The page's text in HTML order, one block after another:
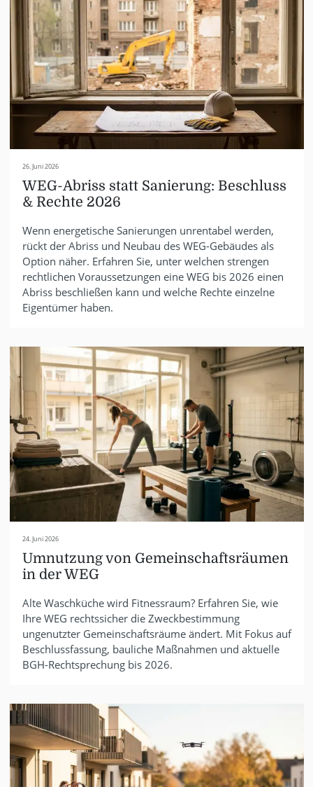
26. Juni 2026
WEG-Abriss statt Sanierung: Beschluss
& Rechte 2026
Wenn energetische Sanierungen unrentabel werden,
rückt der Abriss und Neubau des WEG-Gebäudes als
Option näher. Erfahren Sie, unter welchen strengen
rechtlichen Voraussetzungen eine WEG bis 2026 einen
Abriss beschließen kann und welche Rechte einzelne
Eigentümer haben.
24. Juni 2026
Umnutzung von Gemeinschaftsräumen
in der WEG
Alte Waschküche wird Fitnessraum? Erfahren Sie, wie
Ihre WEG rechtssicher die Zweckbestimmung
ungenutzter Gemeinschaftsräume ändert. Mit Fokus auf
Beschlussfassung, bauliche Maßnahmen und aktuelle
BGH-Rechtsprechung bis 2026.